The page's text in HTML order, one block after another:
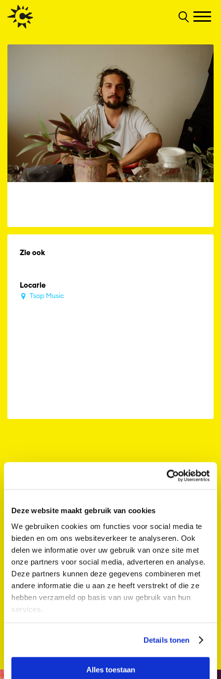
Deze website maakt gebruik van cookies
We gebruiken cookies om functies voor social media te
bieden en om ons websiteverkeer te analyseren. Ook
delen we informatie over uw gebruik van onze site met
onze partners voor social media, adverteren en analyse.
Deze partners kunnen deze gegevens combineren met
andere informatie die u aan ze heeft verstrekt of die ze
hebben verzameld op basis van uw gebruik van hun
services.
Details tonen
Alles toestaan
Zie ook
Locatie
Tsop Music
TSOP.?.SKG
Colour Kitchen Podium